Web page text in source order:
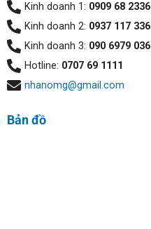
Kinh doanh 1: 0909 68 2336
Kinh doanh 2: 0937 117 336
Kinh doanh 3: 090 6979 036
Hotline: 0707 69 1111
nhanomg@gmail.com
Bản đồ